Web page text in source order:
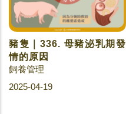
豬隻｜336. 母豬泌乳期發
情的原因
飼養管理
2025-04-19